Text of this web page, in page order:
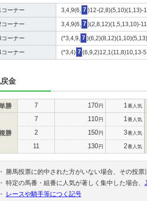
コーナー 3,4,9(6, 7 )12-(2,8)(5,10)(1,13)-
コーナー 3,4,9(6, 7 )(2,8,12)(1,5,13,10)-11
コーナー (*3,4,9, 7
コーナー (*3,4) 7 (6,9,2)12,1(11,8)10,13-5
金
勝 7 170円 1 番人気
勝
7 110円 1 番人気
2 150円 3番人気
11 130円 2番人気
・
勝馬投票に的中された方がいない場合、その投
・ 特定の馬番・組番に人気が著しく集中した場合、
・
レースや騎手等につく記号